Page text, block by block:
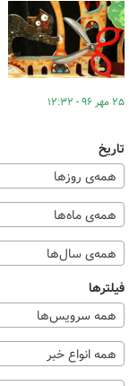
۲۵ مهر ۹۶ - ۱۲:۳۲
تاریخ
همه‌ی روزها
همه‌ی ماه‌ها
همه‌ی سال‌ها
فیلترها
همه سرویس‌ها
همه انواع خبر